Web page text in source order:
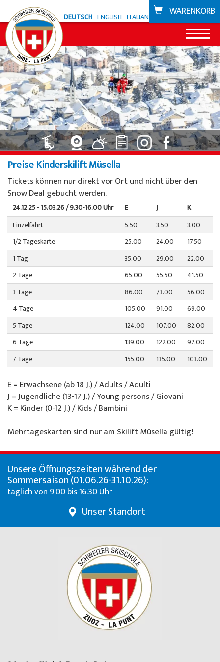
DEUTSCH ENGLISH ITALIANO WARENKORB
News
Angebot Zuoz
Snowli Kids Village
Kinderunterricht Ski
Kinderunterricht SB
Erwachsenenunterricht
Privatunterricht
Spezialangebote
Skeacher
Willy's Skiverleih
Skitickets
Unser Restaurant
Angebot La Punt
Snowli Kids Village
Kinderunterricht
Privatunterricht
Willy's Skiverleih
Colani Skiverleih
Skitickets La Punt
Bikeschule
Gutscheine
Skigebiete
Zuoz
La Punt
Über uns
Über die Skischule
Team
Demoteam
Partner & Sponsoren
FAQ
Jobs
Preise Kinderskilift Müsella
Tickets können nur direkt vor Ort und nicht über den
Snow Deal gebucht werden.
24.12.25 - 15.03.26 / 9.30-16.00 Uhr E J
K
Einzelfahrt
5.50 3.50
3.00
1/2 Tageskarte
25.00 24.00
17.50
1 Tag
35.00 29.00
22.00
2 Tage
65.00 55.50
41.50
3 Tage
86.00 73.00
56.00
4 Tage
105.00 91.00
69.00
5 Tage
124.00 107.00
82.00
6 Tage
139.00 122.00
92.00
7 Tage
155.00 135.00 103.00
E = Erwachsene (ab 18 J.) / Adults / Adulti
J = Jugendliche (13-17 J.) / Young persons / Giovani
K = Kinder (0-12 J.) / Kids / Bambini
Mehrtageskarten sind nur am Skilift Müsella gültig!
Unsere Öffnungszeiten während der
Sommersaison (01.06.26-31.10.26):
täglich von 9.00 bis 16.30 Uhr
Unser Standort